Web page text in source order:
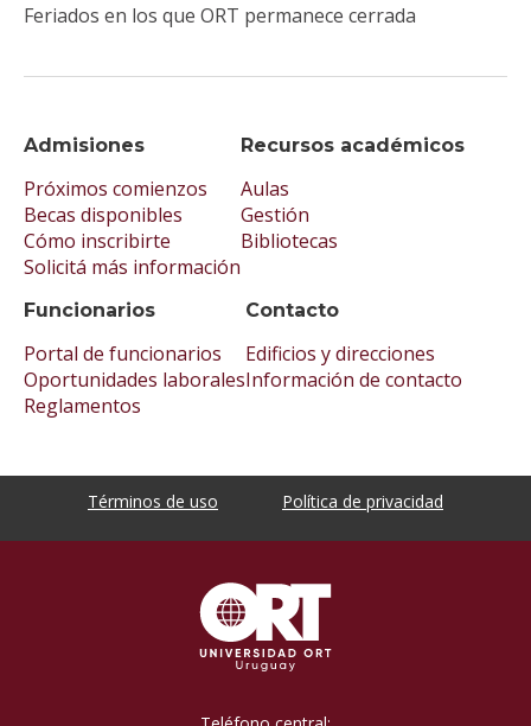
Admisiones
Próximos comienzos
Becas disponibles
Cómo inscribirte
Solicitá más información
Recursos académicos
Aulas
Gestión
Bibliotecas
Funcionarios
Portal de funcionarios
Oportunidades laborales
Reglamentos
Contacto
Edificios y direcciones
Información de contacto
Feriados en los que ORT permanece cerrada
Términos de uso Política de privacidad